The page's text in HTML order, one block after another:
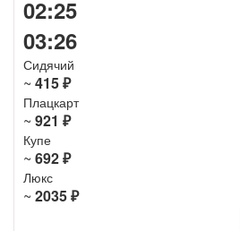
02:25
03:26
Сидячий
~ 415 ₽
Плацкарт
~ 921 ₽
Купе
~ 692 ₽
Люкс
~ 2035 ₽